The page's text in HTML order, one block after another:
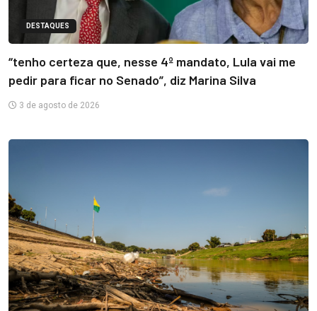
DESTAQUES
“tenho certeza que, nesse 4º mandato, Lula vai me
pedir para ficar no Senado”, diz Marina Silva
3 de agosto de 2026